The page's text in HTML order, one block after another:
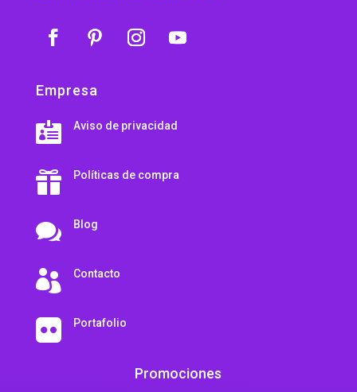
Empresa
 Aviso de privacidad
 Políticas de compra
 Blog
 Contacto
 Portafolio
Promociones